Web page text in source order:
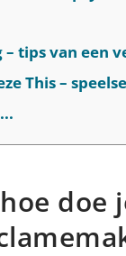
tips van een
This –
doe